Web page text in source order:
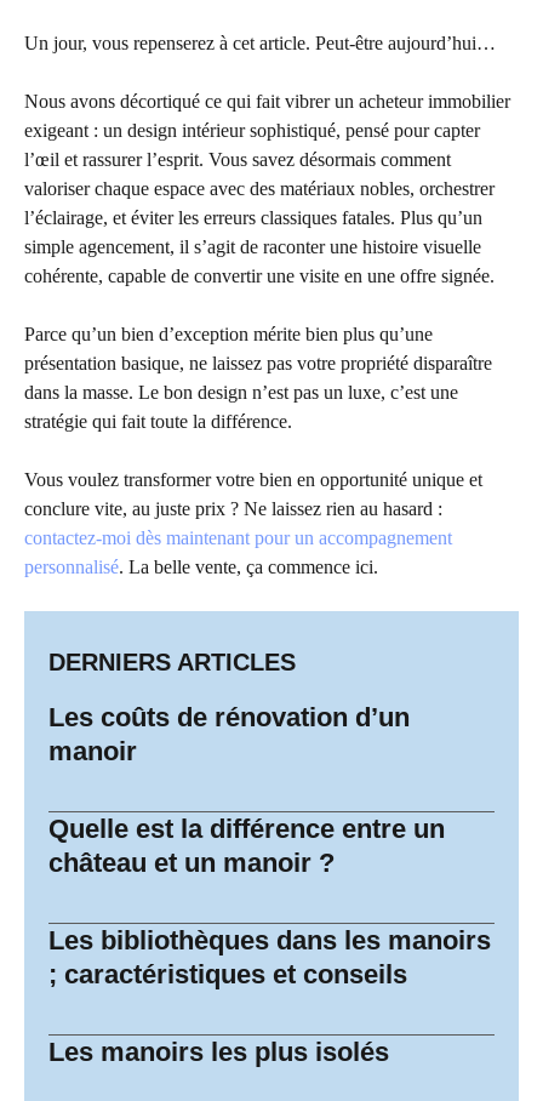
Un jour, vous repenserez à cet article. Peut-être aujourd’hui…
Nous avons décortiqué ce qui fait vibrer un acheteur immobilier
exigeant : un design intérieur sophistiqué, pensé pour capter
l’œil et rassurer l’esprit. Vous savez désormais comment
valoriser chaque espace avec des matériaux nobles, orchestrer
l’éclairage, et éviter les erreurs classiques fatales. Plus qu’un
simple agencement, il s’agit de raconter une histoire visuelle
cohérente, capable de convertir une visite en une offre signée.
Parce qu’un bien d’exception mérite bien plus qu’une
présentation basique, ne laissez pas votre propriété disparaître
dans la masse. Le bon design n’est pas un luxe, c’est une
stratégie qui fait toute la différence.
Vous voulez transformer votre bien en opportunité unique et
conclure vite, au juste prix ? Ne laissez rien au hasard :
contactez-moi dès maintenant pour un accompagnement
personnalisé. La belle vente, ça commence ici.
DERNIERS ARTICLES
Les coûts de rénovation d’un
manoir
Quelle est la différence entre un
château et un manoir ?
Les bibliothèques dans les manoirs
; caractéristiques et conseils
Les manoirs les plus isolés